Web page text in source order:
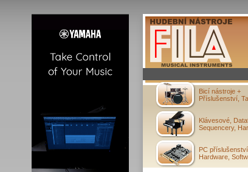
Bicí nástroje +
Příslušenství,
Klávesové,
Sequencery,
PC příslušenství,
Hardware,